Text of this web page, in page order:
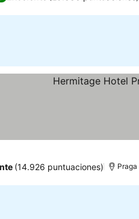
(14.926 puntuaciones) Praga